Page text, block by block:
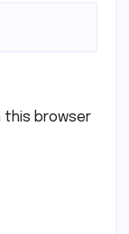
this browser